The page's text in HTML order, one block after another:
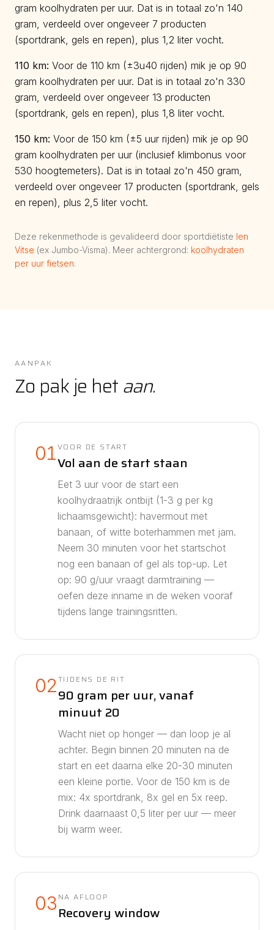
gram koolhydraten per uur. Dat is in totaal zo'n 140
gram, verdeeld over ongeveer 7 producten
(sportdrank, gels en repen), plus 1,2 liter vocht.
110 km: Voor de 110 km (±3u40 rijden) mik je op 90
gram koolhydraten per uur. Dat is in totaal zo'n 330
gram, verdeeld over ongeveer 13 producten
(sportdrank, gels en repen), plus 1,8 liter vocht.
150 km: Voor de 150 km (±5 uur rijden) mik je op 90
gram koolhydraten per uur (inclusief klimbonus voor
530 hoogtemeters). Dat is in totaal zo'n 450 gram,
verdeeld over ongeveer 17 producten (sportdrank, gels
en repen), plus 2,5 liter vocht.
Deze rekenmethode is gevalideerd door sportdiëtiste Ien
Vitse (ex Jumbo-Visma). Meer achtergrond: koolhydraten
per uur fietsen.
AANPAK
Zo pak je hetaan.
01VOOR DE START
Vol aan de start staan
Eet 3 uur voor de start een
koolhydraatrijk ontbijt (1-3 g per kg
lichaamsgewicht): havermout met
banaan, of witte boterhammen met jam.
Neem 30 minuten voor het startschot
nog een banaan of gel als top-up. Let
op: 90 g/uur vraagt darmtraining —
oefen deze inname in de weken vooraf
tijdens lange trainingsritten.
02TIJDENS DE RIT
90 gram per uur, vanaf
minuut 20
Wacht niet op honger — dan loop je al
achter. Begin binnen 20 minuten na de
start en eet daarna elke 20-30 minuten
een kleine portie. Voor de 150 km is de
mix: 4x sportdrank, 8x gel en 5x reep.
Drink daarnaast 0,5 liter per uur — meer
bij warm weer.
03 NA AFLOOP
Recovery window